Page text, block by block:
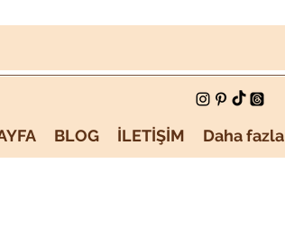
BLOG İLETİŞİM Daha fazla